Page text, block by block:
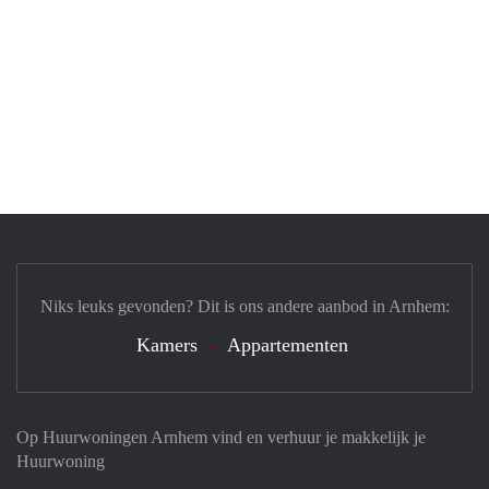
Op Huurwoningen Arnhem vind en verhuur je makkelijk je
Huurwoning
Niks leuks gevonden? Dit is ons andere aanbod in Arnhem:
Kamers Appartementen